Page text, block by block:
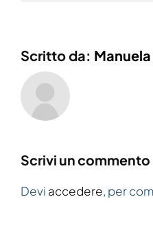
Scritto da:
Scrivi un commento
Devi accedere, per